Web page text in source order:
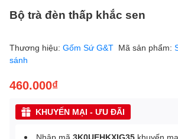
Bộ trà đèn thấp khắc sen
Thương hiệu: Gốm Sứ G&T Mã sản phẩm:
sánh
460.000₫
KHUYẾN MẠI - ƯU ĐÃI
Nhập mã 3K0UEHKXIG35 khuyến